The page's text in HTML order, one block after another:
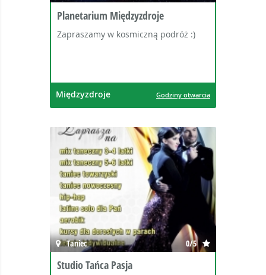
Planetarium Międzyzdroje
Zapraszamy w kosmiczną podróż :)
Międzyzdroje Godziny otwarcia
Taniec 0/5
Studio Tańca Pasja